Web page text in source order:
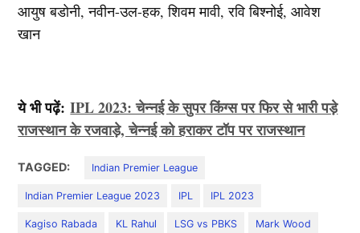
आयुष बडोनी, नवीन-उल-हक, शिवम मावी, रवि बिश्नोई, आवेश
खान
ये भी पढ़ें:IPL 2023: चेन्नई के सुपर किंग्स पर फिर से भारी पड़े
राजस्थान के रजवाड़े, चेन्नई को हराकर टॉप पर राजस्थान
TAGGED: Indian Premier League
Indian Premier League 2023 IPL IPL 2023
Kagiso Rabada KL Rahul LSG vs PBKS Mark Wood